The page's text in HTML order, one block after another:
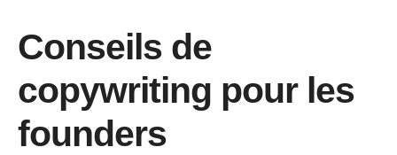
Conseils de
copywriting pour les
founders